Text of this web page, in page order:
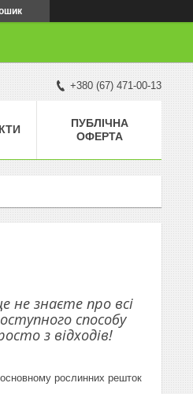
+380 (67) 471-00-13
ПУБЛІЧНА
ОФЕРТА
не знаєте про всі
способу
з відходів!
рослинних решток